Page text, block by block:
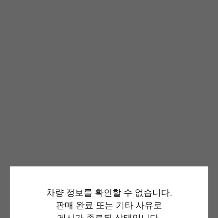
차량 정보를 확인할 수 없습니다.
판매 완료 또는 기타 사유로